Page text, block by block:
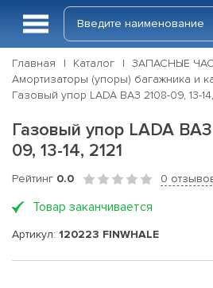
Главная Каталог ЗАПАСНЫЕ
Амортизаторы (упоры) багажника и
Газовый упор LADA ВАЗ 2108-09, 13-14,
Газовый упор LADA
09, 13-14, 2121
Рейтинг 0.0 0
Товар заканчивается
Артикул: 120223 FINWHALE